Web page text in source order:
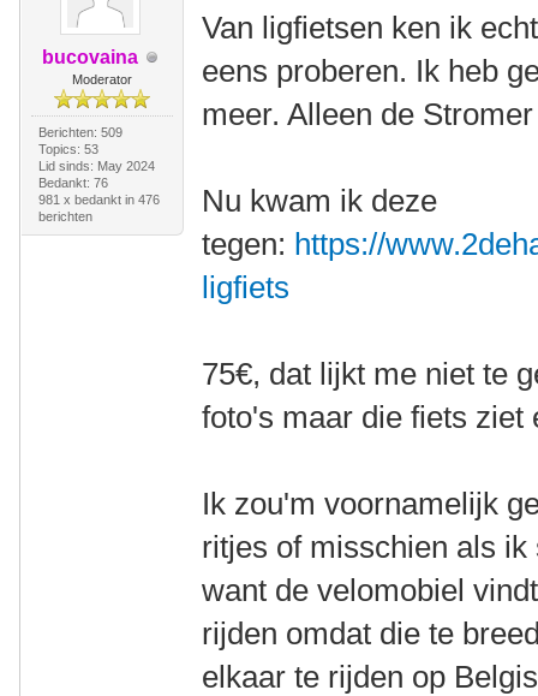
bucovaina
Moderator
Berichten: 509
Topics: 53
Lid sinds: May 2024
Bedankt: 76
981 x bedankt in 476
berichten
Van ligfietsen ken ik
eens proberen. Ik heb
meer. Alleen de
Nu kwam ik deze
tegen: https://
ligfiets
75€, dat lijkt me niet te
foto's maar die fiets ziet
Ik zou'm voornamelijk
ritjes of misschien als
want de velomobiel
rijden omdat die te
elkaar te rijden op